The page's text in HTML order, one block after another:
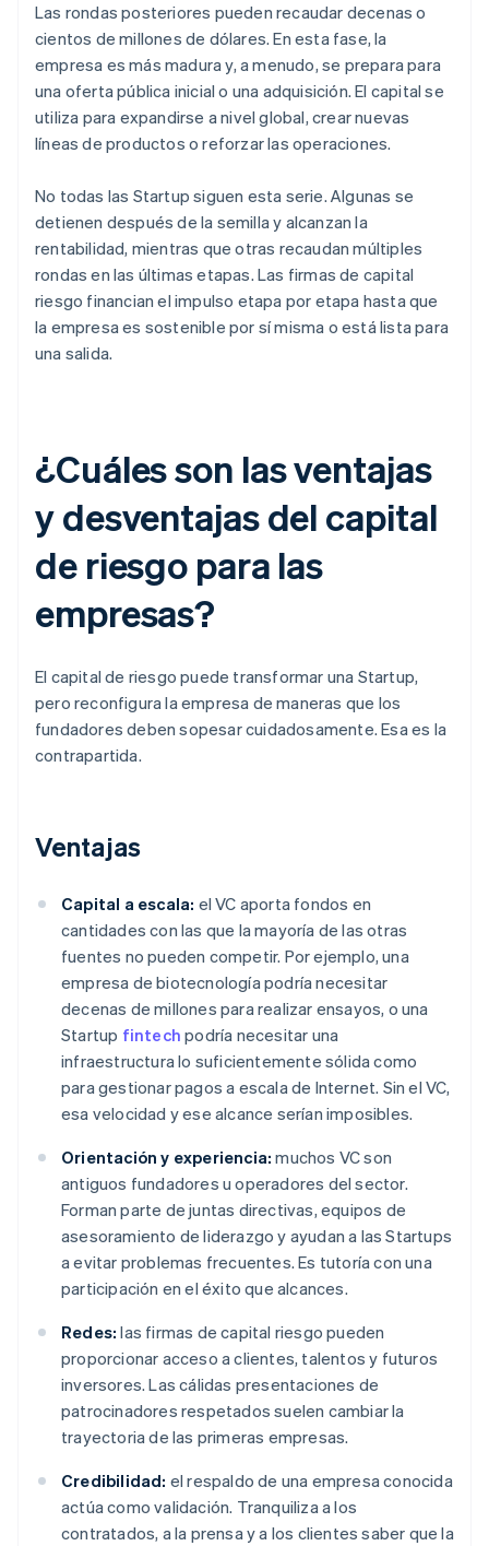
Las rondas posteriores pueden recaudar decenas o
cientos de millones de dólares. En esta fase, la
empresa es más madura y, a menudo, se prepara para
una oferta pública inicial o una adquisición. El capital se
utiliza para expandirse a nivel global, crear nuevas
líneas de productos o reforzar las operaciones.
No todas las Startup siguen esta serie. Algunas se
detienen después de la semilla y alcanzan la
rentabilidad, mientras que otras recaudan múltiples
rondas en las últimas etapas. Las firmas de capital
riesgo financian el impulso etapa por etapa hasta que
la empresa es sostenible por sí misma o está lista para
una salida.
¿Cuáles son las ventajas
y desventajas del capital
de riesgo para las
empresas?
El capital de riesgo puede transformar una Startup,
pero reconfigura la empresa de maneras que los
fundadores deben sopesar cuidadosamente. Esa es la
contrapartida.
Ventajas
Capital a escala: el VC aporta fondos en
cantidades con las que la mayoría de las otras
fuentes no pueden competir. Por ejemplo, una
empresa de biotecnología podría necesitar
decenas de millones para realizar ensayos, o una
Startup fintech podría necesitar una
infraestructura lo suficientemente sólida como
para gestionar pagos a escala de Internet. Sin el VC,
esa velocidad y ese alcance serían imposibles.
Orientación y experiencia: muchos VC son
antiguos fundadores u operadores del sector.
Forman parte de juntas directivas, equipos de
asesoramiento de liderazgo y ayudan a las Startups
a evitar problemas frecuentes. Es tutoría con una
participación en el éxito que alcances.
Redes: las firmas de capital riesgo pueden
proporcionar acceso a clientes, talentos y futuros
inversores. Las cálidas presentaciones de
patrocinadores respetados suelen cambiar la
trayectoria de las primeras empresas.
Credibilidad: el respaldo de una empresa conocida
actúa como validación. Tranquiliza a los
contratados, a la prensa y a los clientes saber que la